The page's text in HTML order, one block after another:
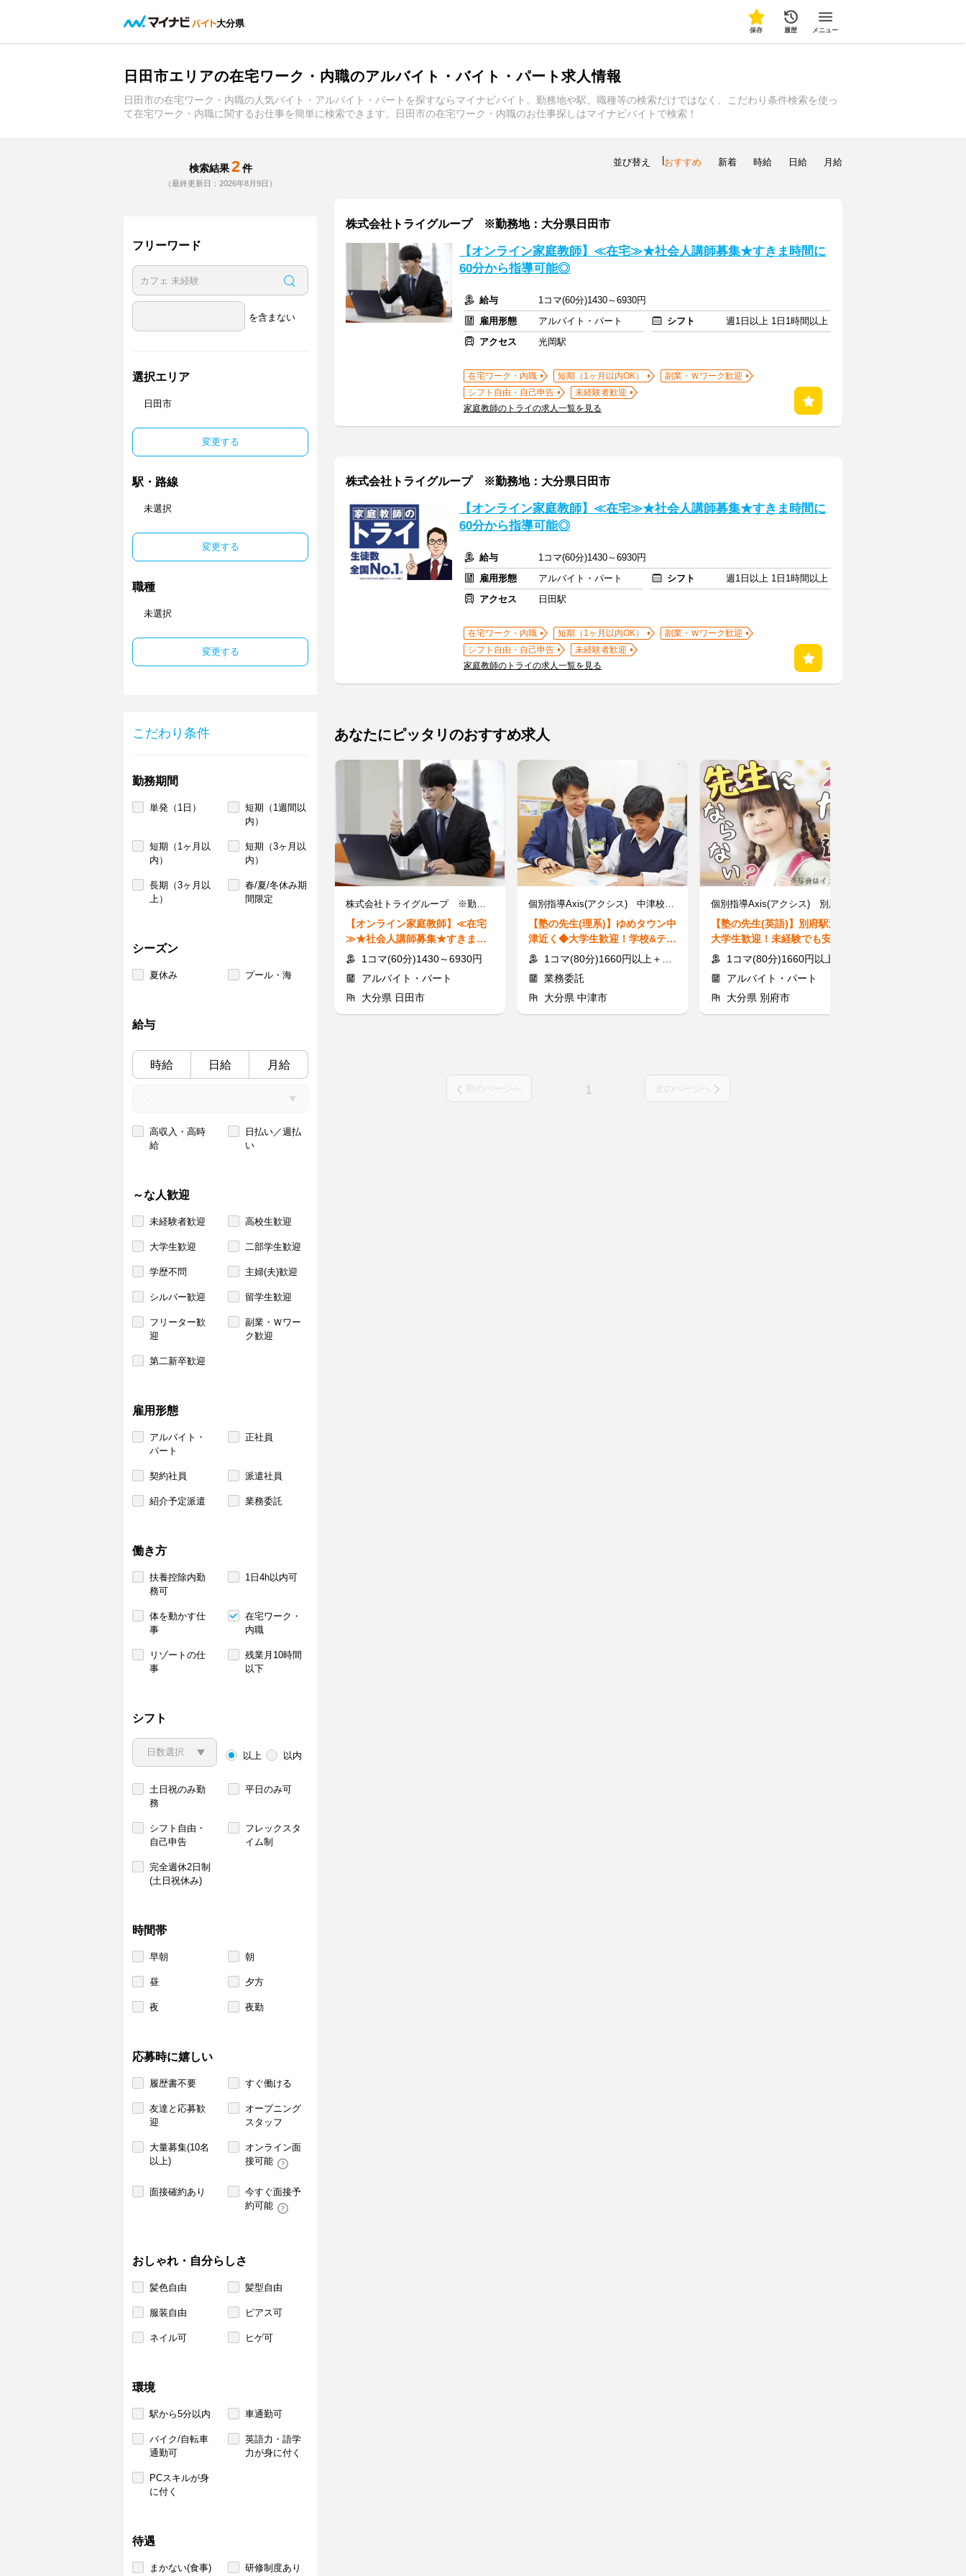
大分県
保存 履歴 メニュー
日田市エリアの在宅ワーク・内職のアルバイト・バイト・パート求人情報
日田市の在宅ワーク・内職の人気バイト・アルバイト・パートを探すならマイナビバイト。勤務地や駅、職種等の検索だけではなく、こだわり条件検索を使っ
て在宅ワーク・内職に関するお仕事を簡単に検索できます。日田市の在宅ワーク・内職のお仕事探しはマイナビバイトで検索！
検索結果 2 件
（最終更新日：2026年8月9日）
フリーワード
を含まない
選択エリア
日田市
変更する
駅・路線
未選択
変更する
職種
未選択
変更する
こだわり条件
勤務期間
単発（1日）
短期（1週間以
内）
短期（1ヶ月以
内）
短期（3ヶ月以
内）
長期（3ヶ月以
上）
春/夏/冬休み期
間限定
シーズン
夏休み プール・海
給与
時給 日給 月給
高収入・高時
給
日払い／週払
い
～な人歓迎
未経験者歓迎 高校生歓迎
大学生歓迎 二部学生歓迎
学歴不問 主婦(夫)歓迎
シルバー歓迎 留学生歓迎
フリーター歓
迎
副業・Ｗワー
ク歓迎
第二新卒歓迎
雇用形態
アルバイト・
パート
正社員
契約社員 派遣社員
紹介予定派遣 業務委託
働き方
扶養控除内勤
務可
1日4h以内可
体を動かす仕
事
在宅ワーク・
内職
リゾートの仕
事
残業月10時間
以下
シフト
以上 以内
土日祝のみ勤
務
平日のみ可
シフト自由・
自己申告
フレックスタ
イム制
完全週休2日制
(土日祝休み)
時間帯
早朝 朝
昼 夕方
夜 夜勤
応募時に嬉しい
履歴書不要 すぐ働ける
友達と応募歓
迎
オープニング
スタッフ
大量募集(10名
以上)
オンライン面
接可能
面接確約あり
今すぐ面接予
約可能
おしゃれ・自分らしさ
髪色自由 髪型自由
服装自由 ピアス可
ネイル可 ヒゲ可
環境
駅から5分以内 車通勤可
バイク/自転車
通勤可
英語力・語学
力が身に付く
PCスキルが身
に付く
待遇
まかない(食事) 研修制度あり
並び替え おすすめ 新着 時給 日給 月給
株式会社トライグループ ※勤務地：大分県日田市
【オンライン家庭教師】≪在宅≫★社会人講師募集★すきま時間に
60分から指導可能◎
給与
1コマ(60分)1430～6930円
雇用形態
アルバイト・パート シフト
週1日以上 1日1時間以上
アクセス
光岡駅
在宅ワーク・内職 短期（1ヶ月以内OK）
副業・Ｗワーク歓迎
シフト自由・自己申告
未経験者歓迎
家庭教師のトライの求人一覧を見る
株式会社トライグループ ※勤務地：大分県日田市
【オンライン家庭教師】≪在宅≫★社会人講師募集★すきま時間に
60分から指導可能◎
給与
1コマ(60分)1430～6930円
雇用形態
アルバイト・パート シフト
週1日以上 1日1時間以上
アクセス
日田駅
在宅ワーク・内職 短期（1ヶ月以内OK）
副業・Ｗワーク歓迎
シフト自由・自己申告
未経験者歓迎
家庭教師のトライの求人一覧を見る
あなたにピッタリのおすすめ求人
株式会社トライグループ ※勤務地：大分県日田市
【オンライン家庭教師】≪在宅
≫★社会人講師募集★すきま時
間に60分から指導可能◎
1コマ(60分)1430～6930円
アルバイト・パート
大分県 日田市
個別指導Axis(アクシス) 中津校 ［ワオ・コーポレーショングループ］
【塾の先生(理系)】ゆめタウン中
津近く◆大学生歓迎！学校&テス
ト優先でOK◎短期も可
1コマ(80分)1660円以上＋交通費
業務委託
大分県 中津市
【塾の先生(英語)】別府駅近く◆
大学生歓迎！未経験でも安心＝
保護者面談なし
1コマ(80分)1660円以上＋交通費
アルバイト・パート
大分県 別府市
前のページへ 1 次のページへ